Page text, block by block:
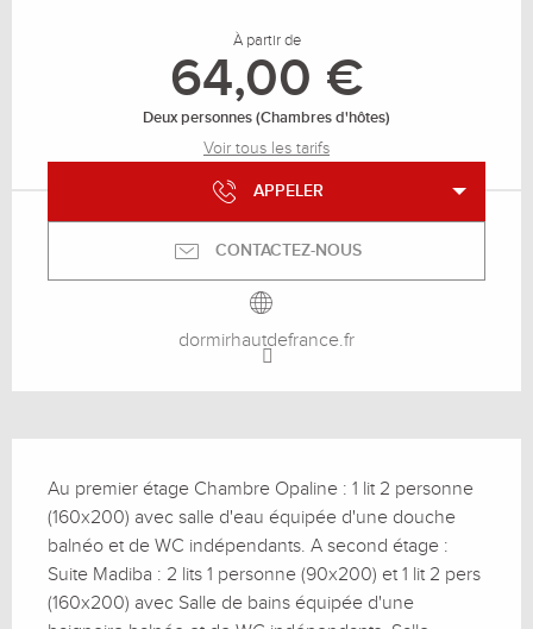
À partir de
64,00 €
Deux personnes (Chambres d'hôtes)
Voir tous les tarifs
APPELER
CONTACTEZ-NOUS
dormirhautdefrance.fr
Au premier étage Chambre Opaline : 1 lit 2 personne
(160x200) avec salle d'eau équipée d'une douche
balnéo et de WC indépendants. A second étage :
Suite Madiba : 2 lits 1 personne (90x200) et 1 lit 2 pers
(160x200) avec Salle de bains équipée d'une